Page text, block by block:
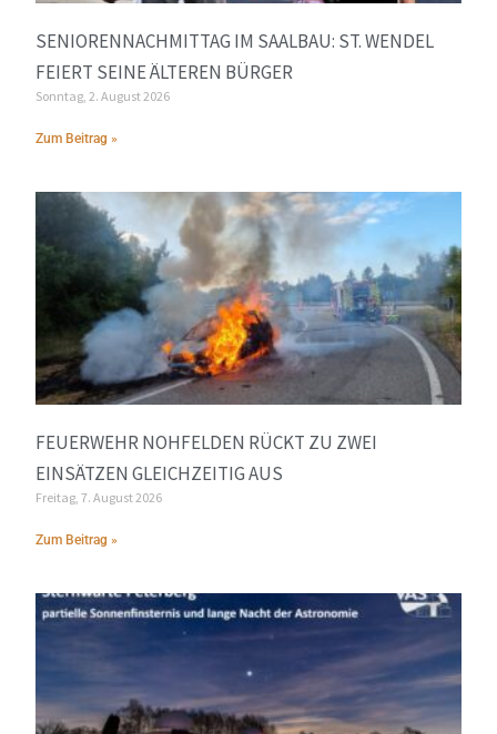
SENIORENNACHMITTAG IM SAALBAU: ST. WENDEL
FEIERT SEINE ÄLTEREN BÜRGER
Sonntag, 2. August 2026
Zum Beitrag »
FEUERWEHR NOHFELDEN RÜCKT ZU ZWEI
EINSÄTZEN GLEICHZEITIG AUS
Freitag, 7. August 2026
Zum Beitrag »